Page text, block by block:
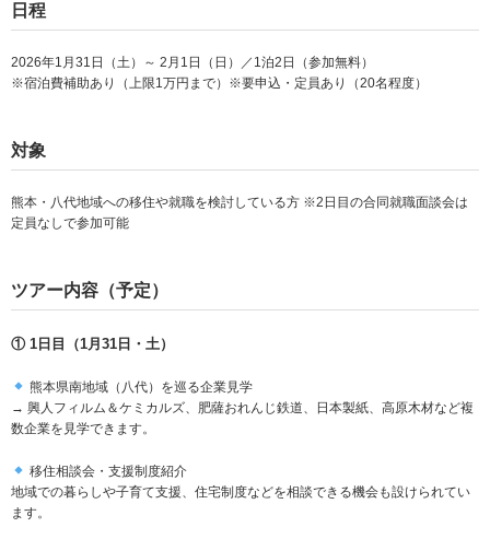
日程
2026年1月31日（土）～ 2月1日（日）／1泊2日（参加無料）
※宿泊費補助あり（上限1万円まで）※要申込・定員あり（20名程度）
対象
熊本・八代地域への移住や就職を検討している方 ※2日目の合同就職面談会は
定員なしで参加可能
ツアー内容（予定）
① 1日目（1月31日・土）
熊本県南地域（八代）を巡る企業見学
→ 興人フィルム＆ケミカルズ、肥薩おれんじ鉄道、日本製紙、高原木材など複
数企業を見学できます。
移住相談会・支援制度紹介
地域での暮らしや子育て支援、住宅制度などを相談できる機会も設けられてい
ます。